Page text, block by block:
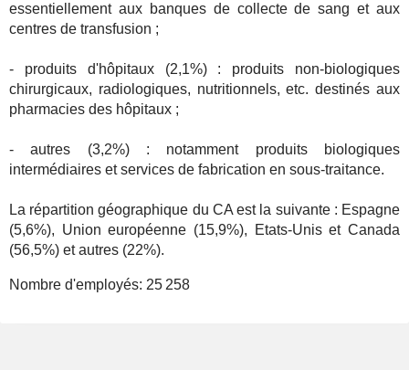
essentiellement aux banques de collecte de sang et aux
centres de transfusion ;
- produits d'hôpitaux (2,1%) : produits non-biologiques
chirurgicaux, radiologiques, nutritionnels, etc. destinés aux
pharmacies des hôpitaux ;
- autres (3,2%) : notamment produits biologiques
intermédiaires et services de fabrication en sous-traitance.
La répartition géographique du CA est la suivante : Espagne
(5,6%), Union européenne (15,9%), Etats-Unis et Canada
(56,5%) et autres (22%).
Nombre d'employés: 25 258